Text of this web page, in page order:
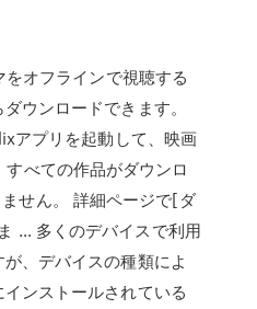
オフラインで視聴する
ウンロードできます。
アプリを起動して、映画
べての作品がダウンロ
せん。 詳細ページで[ダ
… 多くのデバイスで利用
、デバイスの種類によ
ンストールされている